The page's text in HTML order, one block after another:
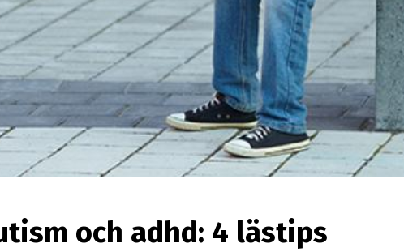
och adhd: 4 lästips